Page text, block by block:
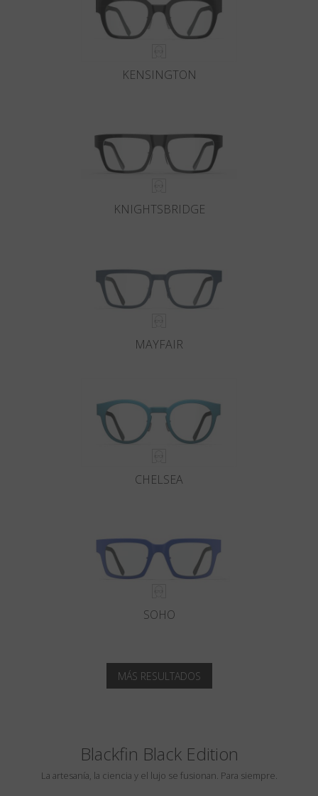
KENSINGTON
KNIGHTSBRIDGE
MAYFAIR
CHELSEA
SOHO
MÁS RESULTADOS
Blackfin Black Edition
La artesanía, la ciencia y el lujo se fusionan. Para siempre.